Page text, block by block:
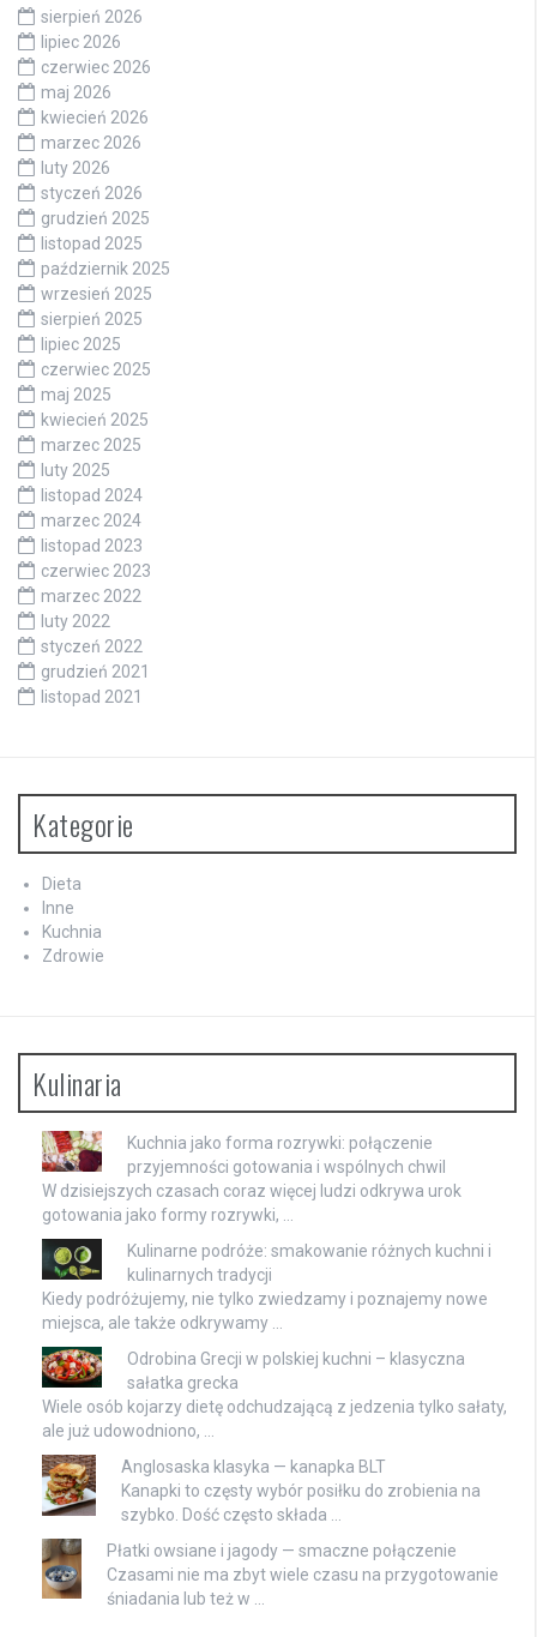
sierpień 2026
lipiec 2026
czerwiec 2026
maj 2026
kwiecień 2026
marzec 2026
luty 2026
styczeń 2026
grudzień 2025
listopad 2025
październik 2025
wrzesień 2025
sierpień 2025
lipiec 2025
czerwiec 2025
maj 2025
kwiecień 2025
marzec 2025
luty 2025
listopad 2024
marzec 2024
listopad 2023
czerwiec 2023
marzec 2022
luty 2022
styczeń 2022
grudzień 2021
listopad 2021
Kategorie
Dieta
Inne
Kuchnia
Zdrowie
Kulinaria
Kuchnia jako forma rozrywki: połączenie
przyjemności gotowania i wspólnych chwil
W dzisiejszych czasach coraz więcej ludzi odkrywa urok
gotowania jako formy rozrywki, …
Kulinarne podróże: smakowanie różnych kuchni i
kulinarnych tradycji
Kiedy podróżujemy, nie tylko zwiedzamy i poznajemy nowe
miejsca, ale także odkrywamy …
Odrobina Grecji w polskiej kuchni – klasyczna
sałatka grecka
Wiele osób kojarzy dietę odchudzającą z jedzenia tylko sałaty,
ale już udowodniono, …
Anglosaska klasyka — kanapka BLT
Kanapki to częsty wybór posiłku do zrobienia na
szybko. Dość często składa …
Płatki owsiane i jagody — smaczne połączenie
Czasami nie ma zbyt wiele czasu na przygotowanie
śniadania lub też w …